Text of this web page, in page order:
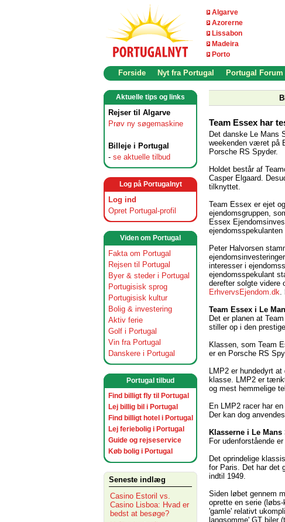
Algarve
Azorerne
Lissabon
Madeira
Porto
Forside Nyt fra Portugal Portugal Forum
Aktuelle tips og links
Rejser til Algarve
Prøv ny søgemaskine
Billeje i Portugal
- se aktuelle tilbud
Log på Portugalnyt
Log ind
Opret Portugal-profil
Viden om Portugal
Fakta om Portugal
Rejsen til Portugal
Byer & steder i Portugal
Portugisisk sprog
Portugisisk kultur
Bolig & investering
Aktiv ferie
Golf i Portugal
Vin fra Portugal
Danskere i Portugal
Portugal tilbud
Find billigt fly til Portugal
Lej billig bil i Portugal
Find billigt hotel i Portugal
Lej feriebolig i Portugal
Guide og rejseservice
Køb bolig i Portugal
Seneste indlæg
Casino Estoril vs.
Casino Lisboa: Hvad er
bedst at besøge?
Team Essex har
Det danske Le Mans
weekenden været på
Porsche RS Spyder.
Holdet består af
Casper Elgaard.
tilknyttet.
Team Essex er ejet
ejendomsgruppen,
Essex
ejendomsspekulanten
Peter Halvorsen
interesser i
ejendomsspekulant
derefter solgte videre
ErhvervsEjendom.dk
Team Essex i Le
Det er planen at
stiller op i den
Klassen, som Team
er en Porsche RS
LMP2 er hundedyrt
klasse. LMP2 er
og mest hemmelige
En LMP2 racer har
Der kan dog
Klasserne i Le Mans
For udenforstående
Det oprindelige
for Paris. Det har det
indtil 1949.
Siden løbet gennem
oprette en serie
'gamle' relativt
langsomme' GT biler